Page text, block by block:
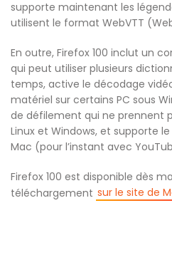
supporte maintenant les
utilisent le format WebVTT
En outre, Firefox 100 inclut un
qui peut utiliser plusieurs
temps, active le décodage
matériel sur certains PC sous
de défilement qui ne prennent
Linux et Windows, et supporte le
Mac (pour l’instant avec
Firefox 100 est disponible dès
téléchargement sur le site de